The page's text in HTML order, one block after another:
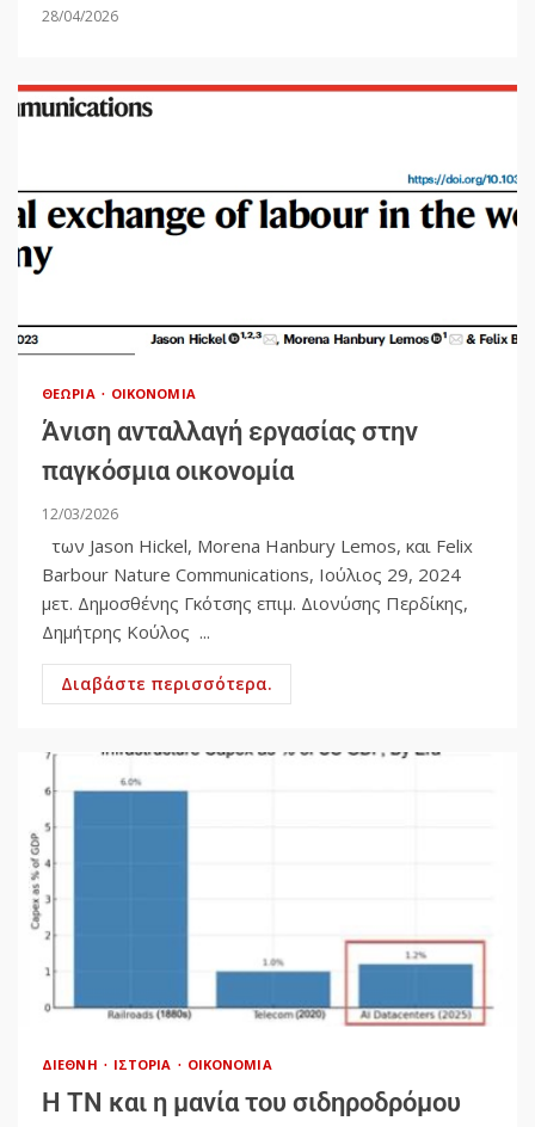
28/04/2026
ΘΕΩΡΊΑ ΟΙΚΟΝΟΜΊΑ
Άνιση ανταλλαγή εργασίας στην
παγκόσμια οικονομία
12/03/2026
των Jason Hickel, Morena Hanbury Lemos, και Felix
Barbour Nature Communications, Ιούλιος 29, 2024
μετ. Δημοσθένης Γκότσης επιμ. Διονύσης Περδίκης,
Δημήτρης Κούλος ...
Διαβάστε περισσότερα.
ΔΙΕΘΝΉ ΙΣΤΟΡΊΑ ΟΙΚΟΝΟΜΊΑ
Η ΤΝ και η μανία του σιδηροδρόμου